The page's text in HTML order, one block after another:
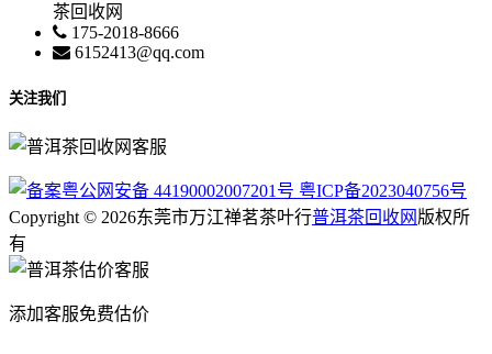
茶回收网
175-2018-8666
6152413@qq.com
关注我们
粤公网安备 44190002007201号 粤ICP备2023040756号
Copyright © 2026东莞市万江禅茗茶叶行普洱茶回收网 版权所
有
添加客服免费估价